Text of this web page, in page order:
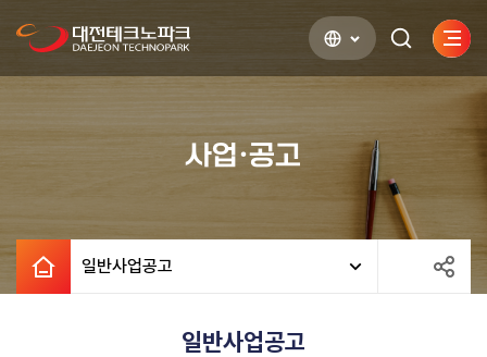
검색하기사이
열기
사업·공고
일반사업공고
일반사업공고